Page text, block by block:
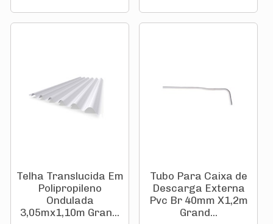
Telha Translucida Em
Polipropileno
Ondulada
3,05mx1,10m Gran...
Tubo Para Caixa de
Descarga Externa
Pvc Br 40mm X1,2m
Grand...